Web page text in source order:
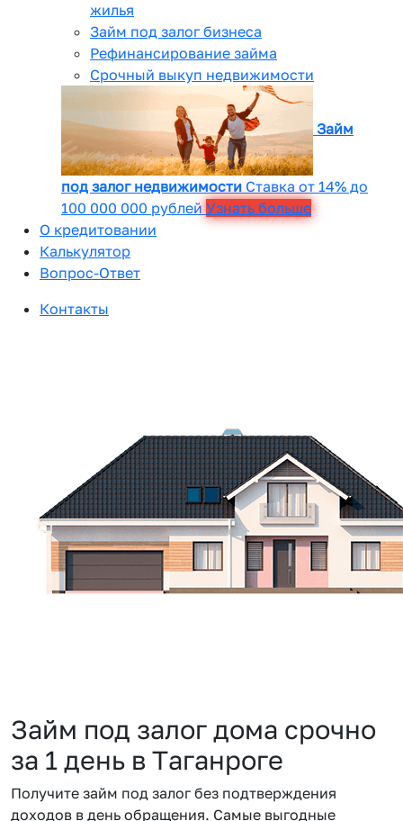
жилья
Займ под залог бизнеса
Рефинансирование займа
Срочный выкуп недвижимости
Займ
под залог недвижимости Ставка от 14% до
100 000 000 рублей Узнать больше
О кредитовании
Калькулятор
Вопрос-Ответ
Контакты
Займ под залог дома срочно
за 1 день в Таганроге
Получите займ под залог без подтверждения
доходов в день обращения. Самые выгодные